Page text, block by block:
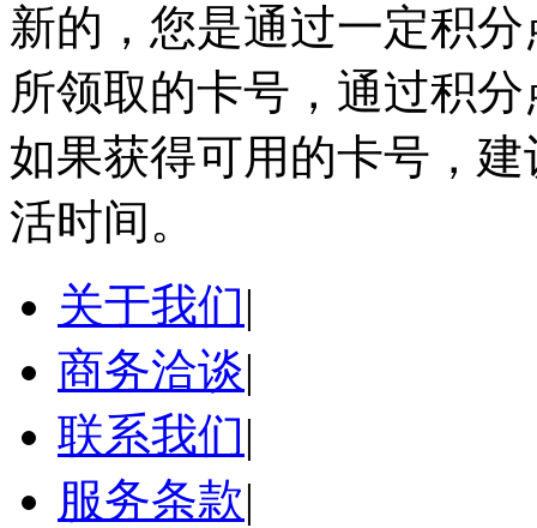
新的，您是通过一定积
所领取的卡号，通过积
如果获得可用的卡号，
活时间。
关于我们|
商务洽谈|
联系我们|
服务条款|